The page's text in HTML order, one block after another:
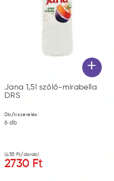
+
Jana 1,5l szőlő-mirabella
DRS
Db/kiszerelés:
6 db
(455 Ft/darab)
2730Ft